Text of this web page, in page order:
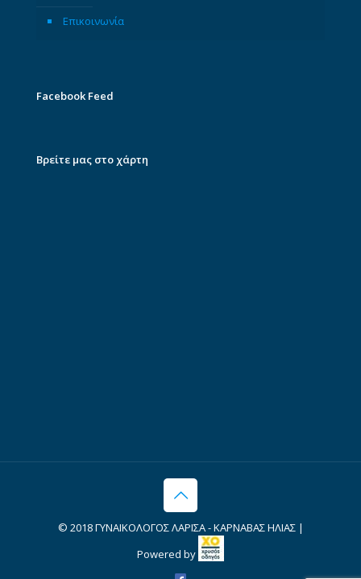
Επικοινωνία
Facebook Feed
Βρείτε μας στο χάρτη
© 2018 ΓΥΝΑΙΚΟΛΟΓΟΣ ΛΑΡΙΣΑ - ΚΑΡΝΑΒΑΣ ΗΛΙΑΣ |
Powered by